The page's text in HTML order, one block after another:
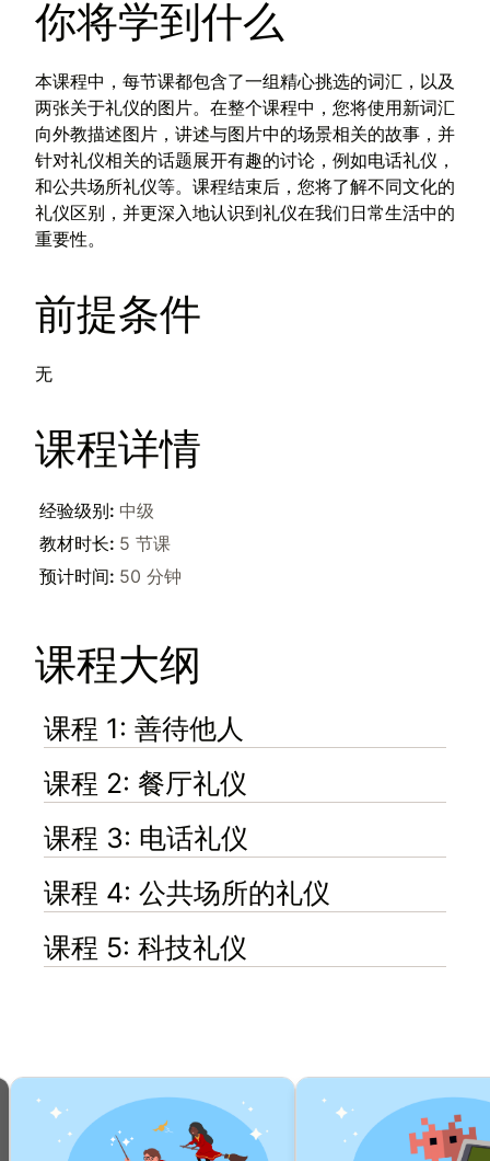
你将学到什么
本课程中，每节课都包含了一组精心挑选的词汇，以及
两张关于礼仪的图片。在整个课程中，您将使用新词汇
向外教描述图片，讲述与图片中的场景相关的故事，并
针对礼仪相关的话题展开有趣的讨论，例如电话礼仪，
和公共场所礼仪等。课程结束后，您将了解不同文化的
礼仪区别，并更深入地认识到礼仪在我们日常生活中的
重要性。
前提条件
无
课程详情
经验级别: 中级
教材时长: 5 节课
预计时间: 50 分钟
课程大纲
课程 1: 善待他人
课程 2: 餐厅礼仪
课程 3: 电话礼仪
课程 4: 公共场所的礼仪
课程 5: 科技礼仪